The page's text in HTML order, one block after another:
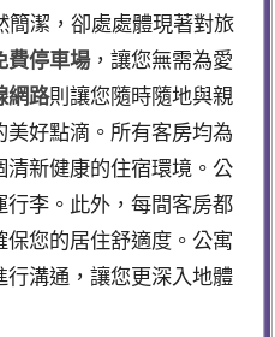
潔，卻處處體現著對旅
費停車場，讓您無需為愛
網路則讓您隨時隨地與親
好點滴。所有客房均為
新健康的住宿環境。公
行李。此外，每間客房都
保您的居住舒適度。公寓
行溝通，讓您更深入地體